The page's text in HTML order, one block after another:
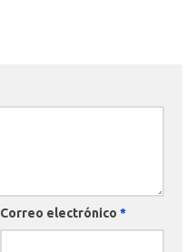
Correo electrónico *